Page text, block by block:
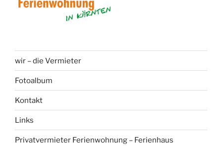
wir – die Vermieter
Fotoalbum
Kontakt
Links
Privatvermieter Ferienwohnung – Ferienhaus